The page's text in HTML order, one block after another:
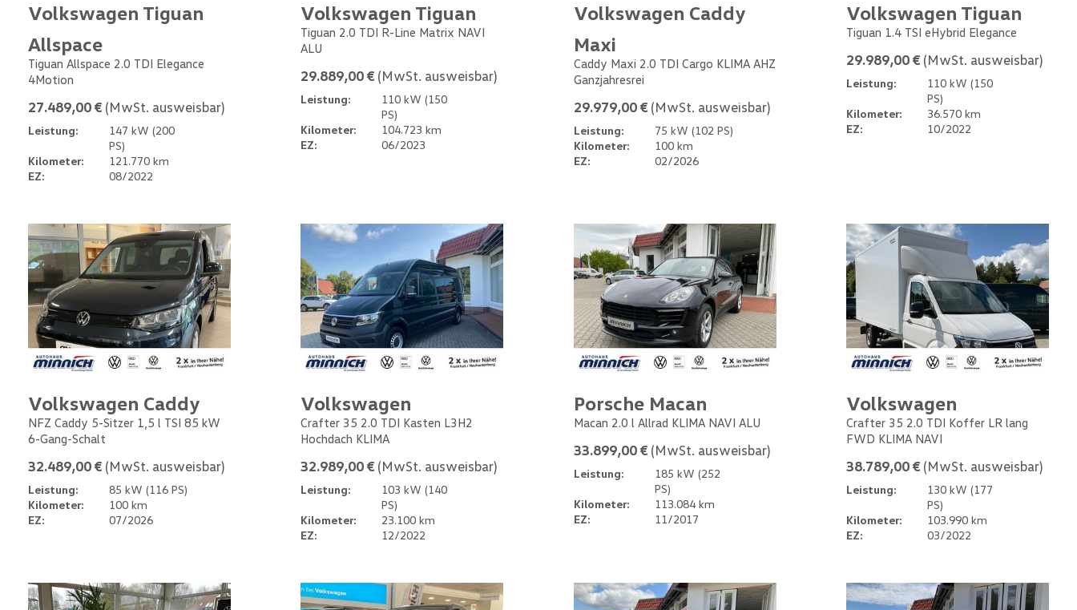
Volkswagen Tiguan
Allspace
Tiguan Allspace 2.0 TDI Elegance
4Motion
27.489,00 € (MwSt. ausweisbar)
Leistung:
147 kW (200
PS)
Kilometer:
121.770 km
EZ:
08/2022
Volkswagen Tiguan
Tiguan 2.0 TDI R-Line Matrix NAVI
ALU
29.889,00 € (MwSt. ausweisbar)
Leistung:
110 kW (150
PS)
Kilometer:
104.723 km
EZ:
06/2023
Volkswagen Caddy
Maxi
Caddy Maxi 2.0 TDI Cargo KLIMA AHZ
Ganzjahresrei
29.979,00 € (MwSt. ausweisbar)
Leistung:
75 kW (102 PS)
Kilometer:
100 km
EZ:
02/2026
Volkswagen Tiguan
Tiguan 1.4 TSI eHybrid Elegance
29.989,00 € (MwSt. ausweisbar)
Leistung:
110 kW (150
PS)
Kilometer:
36.570 km
EZ:
10/2022
Volkswagen Caddy
NFZ Caddy 5-Sitzer 1,5 l TSI 85 kW
6-Gang-Schalt
32.489,00 € (MwSt. ausweisbar)
Leistung:
85 kW (116 PS)
Kilometer:
100 km
EZ:
07/2026
Volkswagen
Crafter 35 2.0 TDI Kasten L3H2
Hochdach KLIMA
32.989,00 € (MwSt. ausweisbar)
Leistung:
103 kW (140
PS)
Kilometer:
23.100 km
EZ:
12/2022
Porsche Macan
Macan 2.0 l Allrad KLIMA NAVI ALU
33.899,00 € (MwSt. ausweisbar)
Leistung:
185 kW (252
PS)
Kilometer:
113.084 km
EZ:
11/2017
Volkswagen
Crafter 35 2.0 TDI Koffer LR lang
FWD KLIMA NAVI
38.789,00 € (MwSt. ausweisbar)
Leistung:
130 kW (177
PS)
Kilometer:
103.990 km
EZ:
03/2022